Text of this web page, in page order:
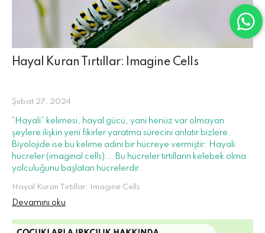
Hayal Kuran Tırtıllar: Imagine Cells
Şubat 27, 2024
“Hayali” kelimesi, hayal gücü, yani henüz var olmayan
şeylere ilişkin yeni fikirler yaratma sürecini anlatır bizlere.
Biyolojide ise bu kelime adını bir hücreye vermiştir: Hayali
hücreler (imaginal cells)... Bu hücreler tırtılların kelebek olma
yolculuğunu başlatan hücrelerdir.
Hayal Kuran Tırtıllar: Imagine Cells
Devamını oku